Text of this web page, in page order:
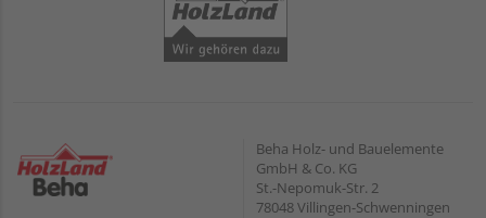
Beha Holz- und Bauelemente
GmbH & Co. KG
St.-Nepomuk-Str. 2
78048 Villingen-Schwenningen